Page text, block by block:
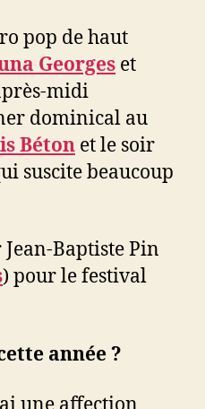
pop de haut
Georges et
midi
dominical au
Béton et le soir
suscite beaucoup
Baptiste Pin
) pour le festival
année ?
une affection